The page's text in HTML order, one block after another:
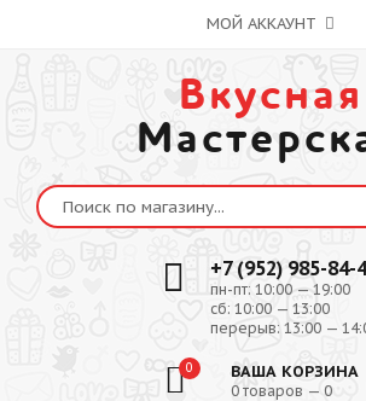
МОЙ АККАУНТ
Вкусная
+7 (952) 985-84-
пн-пт: 10:00 — 19:00
сб: 10:00 — 13:00
перерыв: 13:00 —
0 ВАША КОРЗИНА
0 товаров — 0